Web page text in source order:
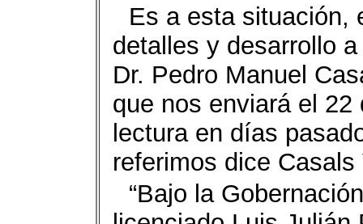
Es a esta situación,
detalles y desarrollo
Dr. Pedro Manuel
que nos enviará el
lectura en días
referimos dice
“Bajo la